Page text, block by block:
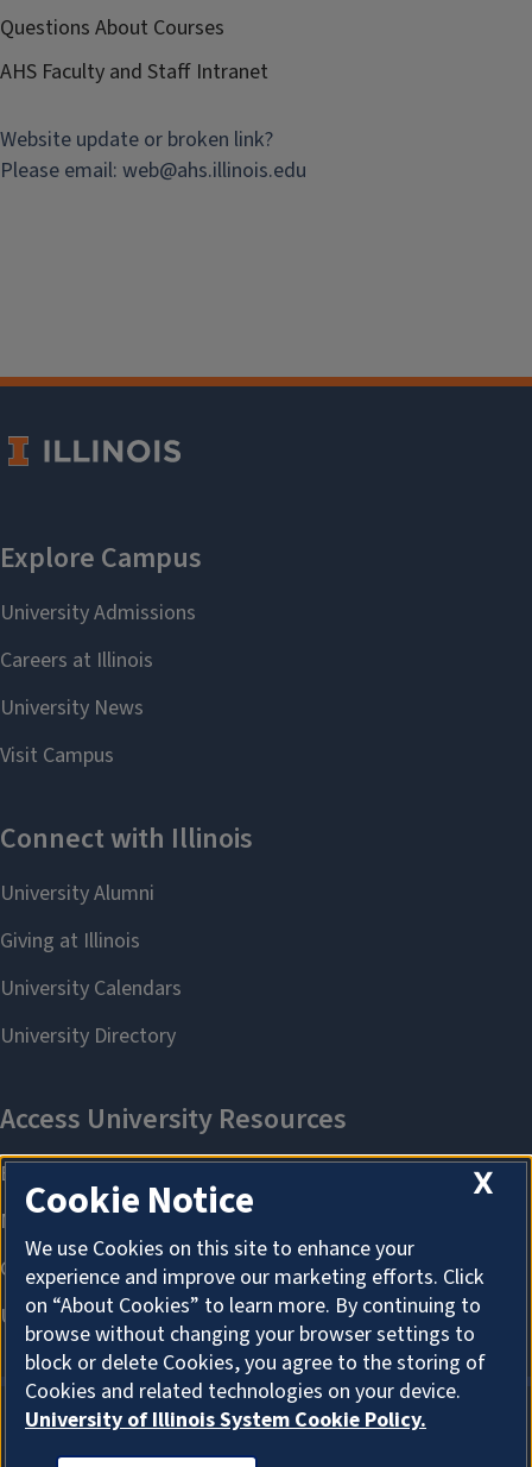
Questions About Courses
AHS Faculty and Staff Intranet
Website update or broken link?
Please email: web@ahs.illinois.edu
About Cookies
X
Cookie Notice
We use Cookies on this site to enhance your
experience and improve our marketing efforts. Click
on “About Cookies” to learn more. By continuing to
browse without changing your browser settings to
block or delete Cookies, you agree to the storing of
Cookies and related technologies on your device.
University of Illinois System Cookie Policy.